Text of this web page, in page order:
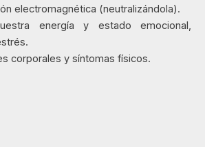
electromagnética (neutralizándola).
energía y estado emocional,
corporales y síntomas físicos.